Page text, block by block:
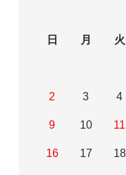
日
月 火
2 3 4
9 10 11
16 17 18